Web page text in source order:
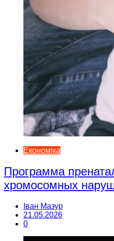
Економіка
Программа
хромосомных
Іван Мазур
21.05.2026
0